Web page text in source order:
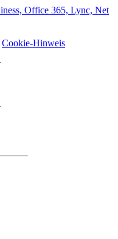
Cookie-Hinweis